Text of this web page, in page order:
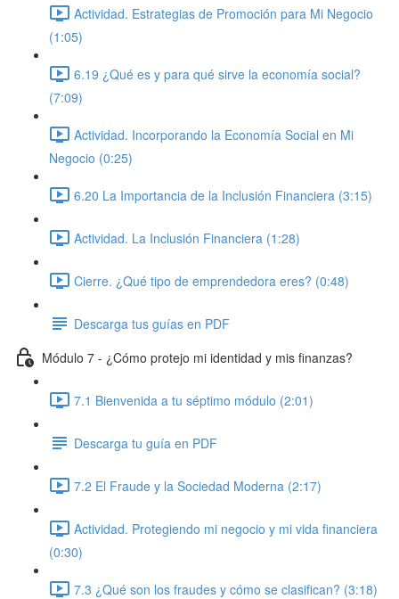
Actividad. Estrategias de Promoción para Mi Negocio
(1:05)
6.19 ¿Qué es y para qué sirve la economía social?
(7:09)
Actividad. Incorporando la Economía Social en Mi
Negocio (0:25)
6.20 La Importancia de la Inclusión Financiera (3:15)
Actividad. La Inclusión Financiera (1:28)
Cierre. ¿Qué tipo de emprendedora eres? (0:48)
Descarga tus guías en PDF
Módulo 7 - ¿Cómo protejo mi identidad y mis finanzas?
7.1 Bienvenida a tu séptimo módulo (2:01)
Descarga tu guía en PDF
7.2 El Fraude y la Sociedad Moderna (2:17)
Actividad. Protegiendo mi negocio y mi vida financiera
(0:30)
7.3 ¿Qué son los fraudes y cómo se clasifican? (3:18)